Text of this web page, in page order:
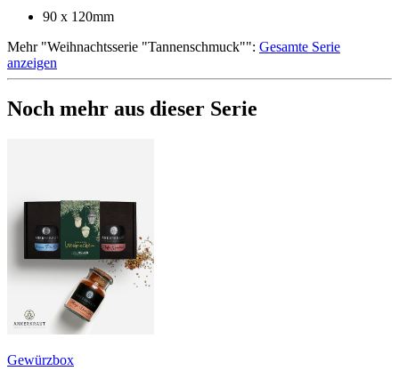
90 x 120mm
Mehr"Weihnachtsserie "Tannenschmuck"": Gesamte Serie
anzeigen
Noch mehr aus dieser Serie
Gewürzbox